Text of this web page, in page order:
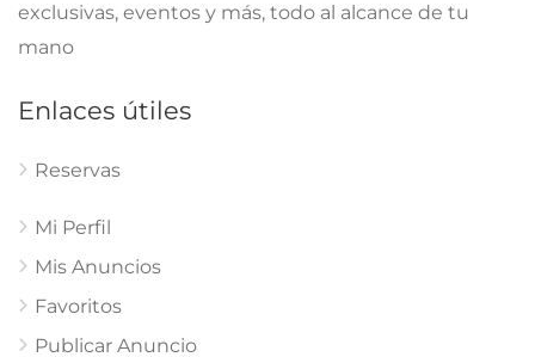
exclusivas, eventos y más, todo al alcance de tu
mano
Enlaces útiles
Reservas
Mi Perfil
Mis Anuncios
Favoritos
Publicar Anuncio